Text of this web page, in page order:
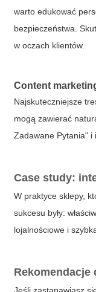
warto edukować
bezpieczeństwa.
w oczach klientów.
Content
Najskuteczniejsze
mogą zawierać
Zadawane Pytania" i
Case study:
W praktyce sklepy,
sukcesu były:
lojalnościowe i